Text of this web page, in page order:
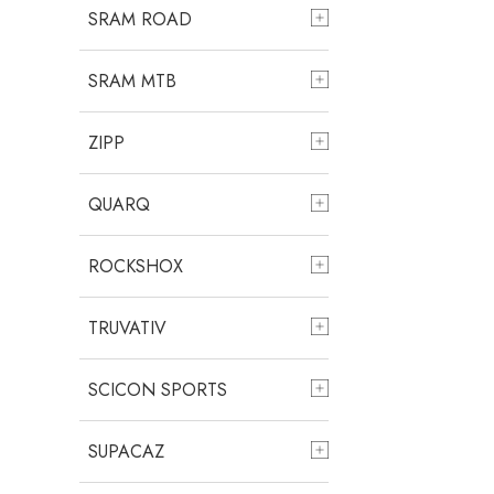
SRAM ROAD
SRAM MTB
ZIPP
QUARQ
ROCKSHOX
TRUVATIV
SCICON SPORTS
SUPACAZ